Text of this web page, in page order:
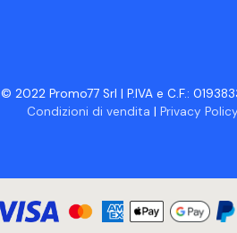
© 2022 Promo77 Srl | P.IVA e C.F.:
Condizioni di vendita | Privacy Policy